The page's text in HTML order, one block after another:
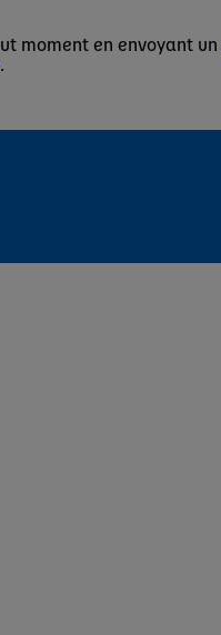
moment en envoyant un
.